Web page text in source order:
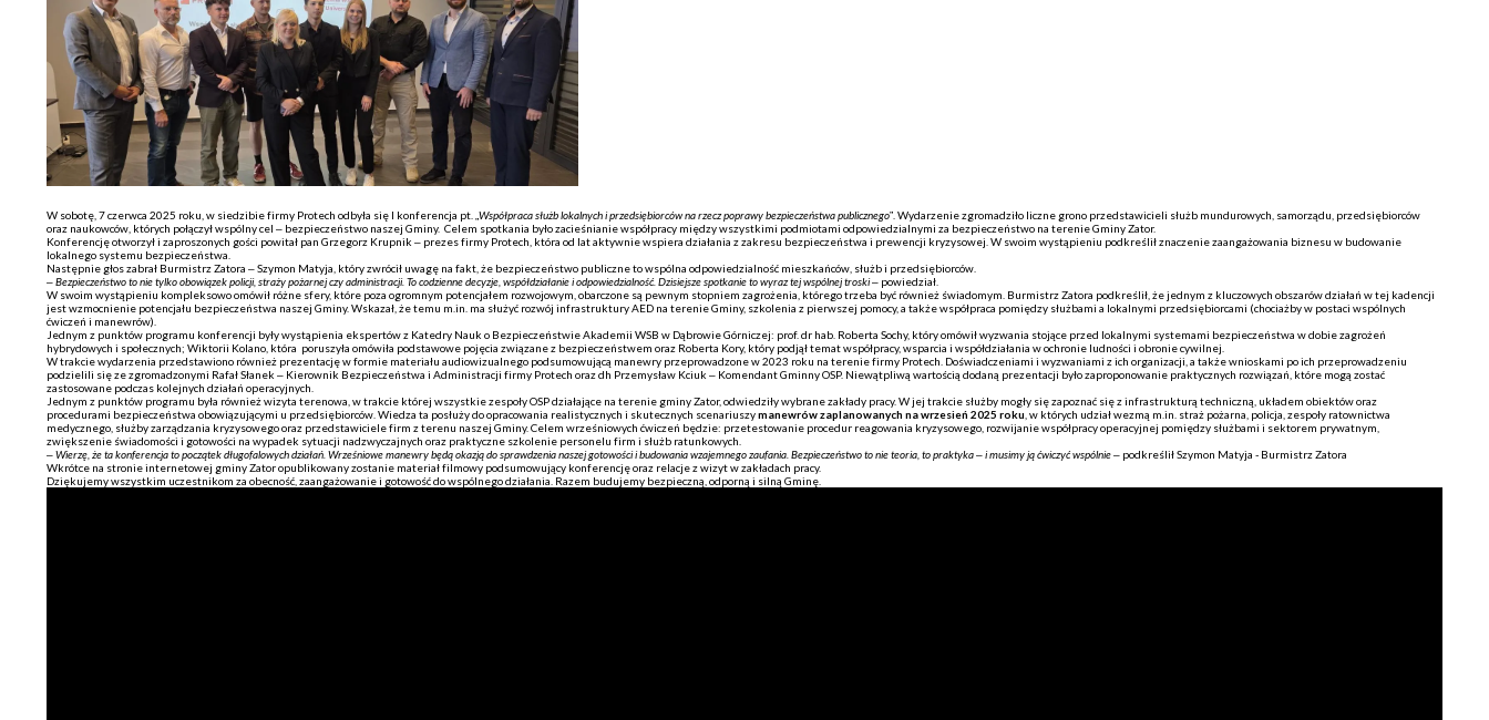
W sobotę, 7 czerwca 2025 roku, w siedzibie firmy Protech odbyła się I konferencja pt. „ Współpraca służb lokalnych i przedsiębiorców na rzecz poprawy bezpieczeństwa publicznego”. Wydarzenie zgromadziło liczne grono przedstawicieli służb mundurowych, samorządu, przedsiębiorców
oraz naukowców, których połączył wspólny cel – bezpieczeństwo naszej Gminy. Celem spotkania było zacieśnianie współpracy między wszystkimi podmiotami odpowiedzialnymi za bezpieczeństwo na terenie Gminy Zator.
Konferencję otworzył i zaproszonych gości powitał pan Grzegorz Krupnik – prezes firmy Protech, która od lat aktywnie wspiera działania z zakresu bezpieczeństwa i prewencji kryzysowej. W swoim wystąpieniu podkreślił znaczenie zaangażowania biznesu w budowanie
lokalnego systemu bezpieczeństwa.
Następnie głos zabrał Burmistrz Zatora – Szymon Matyja, który zwrócił uwagę na fakt, że bezpieczeństwo publiczne to wspólna odpowiedzialność mieszkańców, służb i przedsiębiorców.
–Bezpieczeństwo to nie tylko obowiązek policji, straży pożarnej czy administracji. To codzienne decyzje, współdziałanie i odpowiedzialność. Dzisiejsze spotkanie to wyraz tej wspólnej troski– powiedział.
W swoim wystąpieniu kompleksowo omówił różne sfery, które poza ogromnym potencjałem rozwojowym, obarczone są pewnym stopniem zagrożenia, którego trzeba być również świadomym. Burmistrz Zatora podkreślił, że jednym z kluczowych obszarów działań w tej kadencji
jest wzmocnienie potencjału bezpieczeństwa naszej Gminy. Wskazał, że temu m.in. ma służyć rozwój infrastruktury AED na terenie Gminy, szkolenia z pierwszej pomocy, a także współpraca pomiędzy służbami a lokalnymi przedsiębiorcami (chociażby w postaci wspólnych
ćwiczeń i manewrów).
Jednym z punktów programu konferencji były wystąpienia ekspertów z Katedry Nauk o Bezpieczeństwie Akademii WSB w Dąbrowie Górniczej: prof. dr hab. Roberta Sochy, który omówił wyzwania stojące przed lokalnymi systemami bezpieczeństwa w dobie zagrożeń
hybrydowych i społecznych; Wiktorii Kolano, która poruszyła omówiła podstawowe pojęcia związane z bezpieczeństwem oraz Roberta Kory, który podjął temat współpracy, wsparcia i współdziałania w ochronie ludności i obronie cywilnej.
W trakcie wydarzenia przedstawiono również prezentację w formie materiału audiowizualnego podsumowującą manewry przeprowadzone w 2023 roku na terenie firmy Protech. Doświadczeniami i wyzwaniami z ich organizacji, a także wnioskami po ich przeprowadzeniu
podzielili się ze zgromadzonymi Rafał Słanek – Kierownik Bezpieczeństwa i Administracji firmy Protech oraz dh Przemysław Kciuk – Komendant Gminny OSP. Niewątpliwą wartością dodaną prezentacji było zaproponowanie praktycznych rozwiązań, które mogą zostać
zastosowane podczas kolejnych działań operacyjnych.
Jednym z punktów programu była również wizyta terenowa, w trakcie której wszystkie zespoły OSP działające na terenie gminy Zator, odwiedziły wybrane zakłady pracy. W jej trakcie służby mogły się zapoznać się z infrastrukturą techniczną, układem obiektów oraz
procedurami bezpieczeństwa obowiązującymi u przedsiębiorców. Wiedza ta posłuży do opracowania realistycznych i skutecznych scenariuszymanewrów zaplanowanych na wrzesień 2025 roku , w których udział wezmą m.in. straż pożarna, policja, zespoły ratownictwa
medycznego, służby zarządzania kryzysowego oraz przedstawiciele firm z terenu naszej Gminy. Celem wrześniowych ćwiczeń będzie: przetestowanie procedur reagowania kryzysowego, rozwijanie współpracy operacyjnej pomiędzy służbami i sektorem prywatnym,
zwiększenie świadomości i gotowości na wypadek sytuacji nadzwyczajnych oraz praktyczne szkolenie personelu firm i służb ratunkowych.
–Wierzę, że ta konferencja to początek długofalowych działań. Wrześniowe manewry będą okazją do sprawdzenia naszej gotowości i budowania wzajemnego zaufania. Bezpieczeństwo to nie teoria, to praktyka – i musimy ją ćwiczyć wspólnie– podkreślił Szymon Matyja - Burmistrz Zatora
Wkrótce na stronie internetowej gminy Zator opublikowany zostanie materiał filmowy podsumowujący konferencję oraz relacje z wizyt w zakładach pracy.
Dziękujemy wszystkim uczestnikom za obecność, zaangażowanie i gotowość do wspólnego działania. Razem budujemy bezpieczną, odporną i silną Gminę.